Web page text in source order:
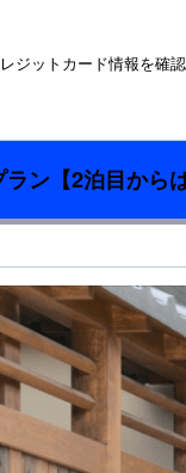
ジットカード情報を確
ン【2泊目から